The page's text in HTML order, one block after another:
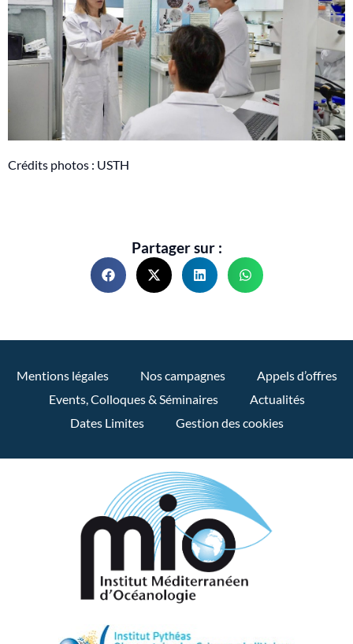
Crédits photos : USTH
Partager sur :
Mentions légales Nos campagnes
Appels d’offres
Events, Colloques & Séminaires
Actualités
Dates Limites
Gestion des cookies